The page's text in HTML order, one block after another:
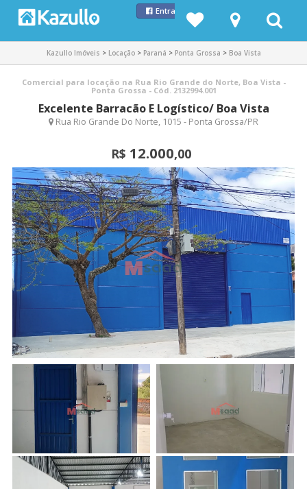
Entrar com Facebook
Kazullo Imóveis > Locação> Paraná > Ponta Grossa > Boa Vista
Comercial para locação na Rua Rio Grande do Norte, Boa Vista -
Ponta Grossa - Cód. 2132994.001
Excelente Barracão E Logístico/ Boa Vista
Rua Rio Grande Do Norte, 1015 - Ponta Grossa/PR
R$ 12.000,00